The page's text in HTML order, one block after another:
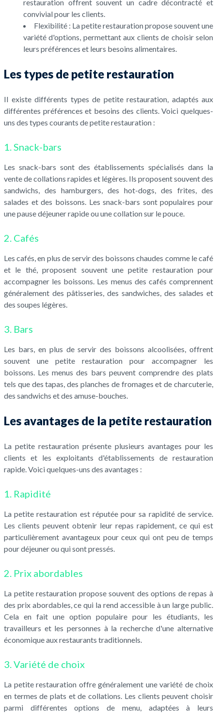
restauration offrent souvent un cadre décontracté et
convivial pour les clients.
Flexibilité : La petite restauration propose souvent une
variété d'options, permettant aux clients de choisir selon
leurs préférences et leurs besoins alimentaires.
Les types de petite restauration
Il existe différents types de petite restauration, adaptés aux
différentes préférences et besoins des clients. Voici quelques-
uns des types courants de petite restauration :
1. Snack-bars
Les snack-bars sont des établissements spécialisés dans la
vente de collations rapides et légères. Ils proposent souvent des
sandwichs, des hamburgers, des hot-dogs, des frites, des
salades et des boissons. Les snack-bars sont populaires pour
une pause déjeuner rapide ou une collation sur le pouce.
2. Cafés
Les cafés, en plus de servir des boissons chaudes comme le café
et le thé, proposent souvent une petite restauration pour
accompagner les boissons. Les menus des cafés comprennent
généralement des pâtisseries, des sandwiches, des salades et
des soupes légères.
3. Bars
Les bars, en plus de servir des boissons alcoolisées, offrent
souvent une petite restauration pour accompagner les
boissons. Les menus des bars peuvent comprendre des plats
tels que des tapas, des planches de fromages et de charcuterie,
des sandwichs et des amuse-bouches.
Les avantages de la petite restauration
La petite restauration présente plusieurs avantages pour les
clients et les exploitants d'établissements de restauration
rapide. Voici quelques-uns des avantages :
1. Rapidité
La petite restauration est réputée pour sa rapidité de service.
Les clients peuvent obtenir leur repas rapidement, ce qui est
particulièrement avantageux pour ceux qui ont peu de temps
pour déjeuner ou qui sont pressés.
2. Prix abordables
La petite restauration propose souvent des options de repas à
des prix abordables, ce qui la rend accessible à un large public.
Cela en fait une option populaire pour les étudiants, les
travailleurs et les personnes à la recherche d'une alternative
économique aux restaurants traditionnels.
3. Variété de choix
La petite restauration offre généralement une variété de choix
en termes de plats et de collations. Les clients peuvent choisir
parmi différentes options de menu, adaptées à leurs